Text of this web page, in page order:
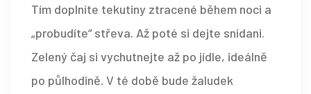
Tím doplníte tekutiny ztracené během noci a
„probudíte“ střeva. Až poté si dejte snídani.
Zelený čaj si vychutnejte až po jídle, ideálně
po půlhodině. V té době bude žaludek